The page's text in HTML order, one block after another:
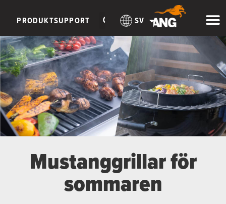
PRODUKTSUPPORT SV
Mustanggrillar för
sommaren